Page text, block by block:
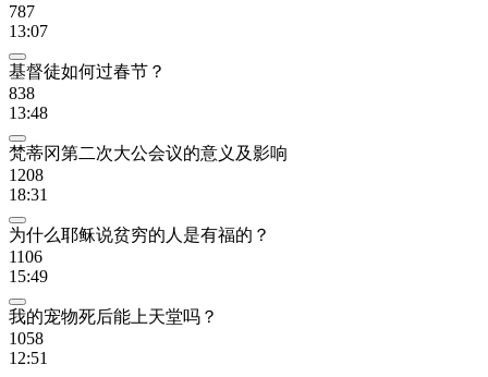
787
13:07
基督徒如何过春节？
838
13:48
梵蒂冈第二次大公会议的意义及影响
1208
18:31
为什么耶稣说贫穷的人是有福的？
1106
15:49
我的宠物死后能上天堂吗？
1058
12:51